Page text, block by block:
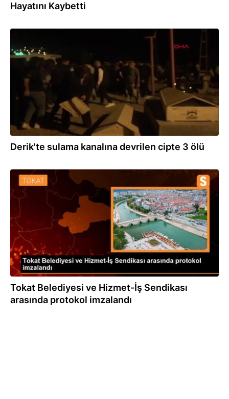
Hayatını Kaybetti
Derik'te sulama kanalına devrilen cipte 3 ölü
06.08.2023
Tokat Belediyesi ve Hizmet-İş Sendikası
arasında protokol imzalandı